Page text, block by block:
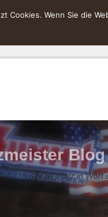
Die Pfalz in Wort
Cookies. Wenn Sie die